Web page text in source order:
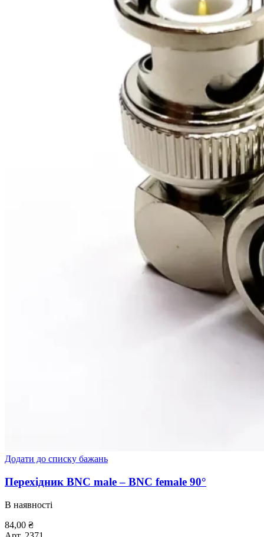
Додати до списку бажань
Перехідник BNC male – BNC female 90°
В наявності
84,00 ₴